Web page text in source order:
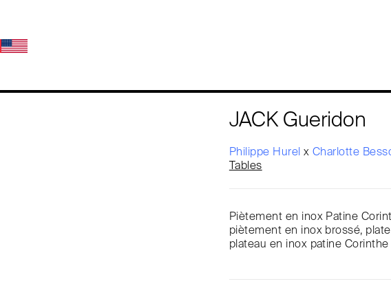
JACK Gueridon
Philippe Hurelx Charlotte
Tables
Piètement en inox Patine
piètement en inox brossé,
plateau en inox patine Corinthe